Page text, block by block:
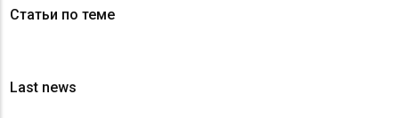
Статьи по теме
Last news